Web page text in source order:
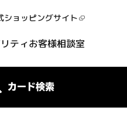
ショッピングサイト
ティお客様相談室
カード検索